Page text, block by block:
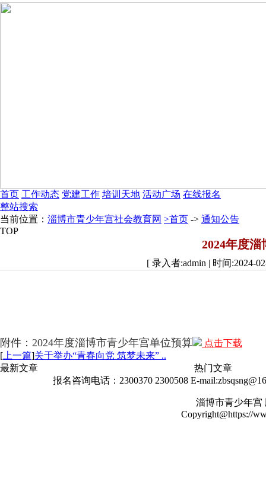
首页 工作动态 党建工作 培训天地 活动广场 在线报名
整站搜索
当前位置： 淄博市青少年宫社会教育网 >首页 -> 通知公告
TOP
2024年度
[ 录入者:admin | 时间:2024-
附件：2024年度淄博市青少年宫单位预算
点击下载
[ 上一篇]关于举办“青春向党 筑梦未来” ..
最新文章
热门文章
报名咨询电话：2300370 2300508 E-
淄博市青少年
Copyright@https://